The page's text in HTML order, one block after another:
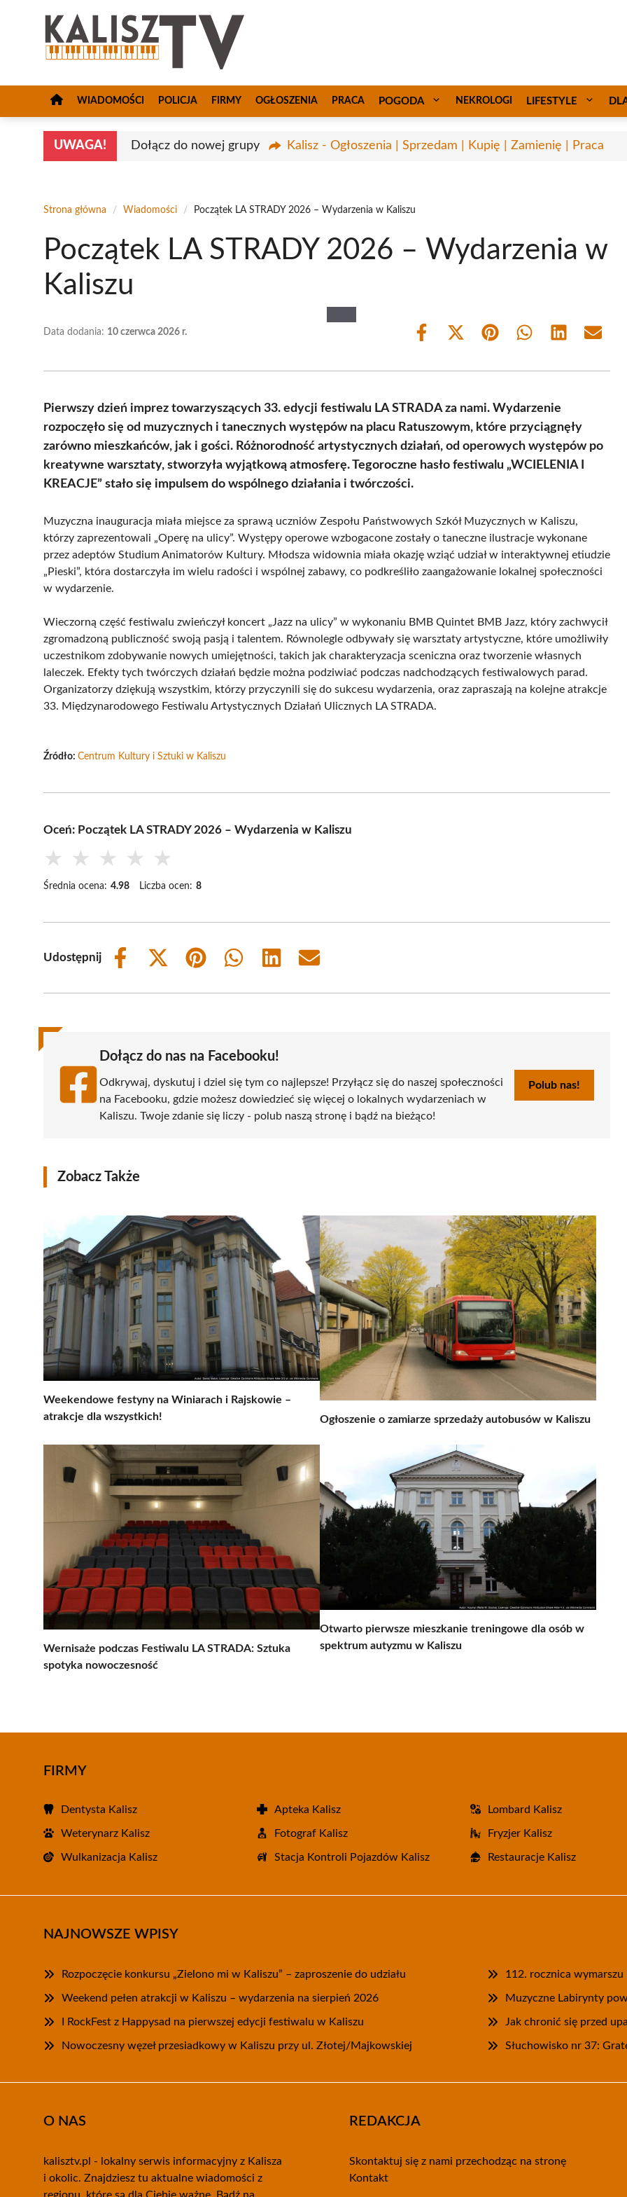
WIADOMOŚCI POLICJA FIRMY OGŁOSZENIA PRACA POGODA NEKROLOGI LIFESTYLE
UWAGA! Dołącz do nowej grupy Kalisz - Ogłoszenia | Sprzedam | Kupię | Zamienię | Praca
Strona główna / Wiadomości / Początek LA STRADY 2026 – Wydarzenia w Kaliszu
Początek LA STRADY 2026 – Wydarzenia w
Kaliszu
Data dodania: 10 czerwca 2026 r.
Share
Share
(Twitter)
Share Share Share Share
Pierwszy dzień imprez towarzyszących 33. edycji festiwalu LA STRADA za nami. Wydarzenie
rozpoczęło się od muzycznych i tanecznych występów na placu Ratuszowym, które przyciągnęły
zarówno mieszkańców, jak i gości. Różnorodność artystycznych działań, od operowych występów po
kreatywne warsztaty, stworzyła wyjątkową atmosferę. Tegoroczne hasło festiwalu „WCIELENIA I
KREACJE” stało się impulsem do wspólnego działania i twórczości.
Muzyczna inauguracja miała miejsce za sprawą uczniów Zespołu Państwowych Szkół Muzycznych w Kaliszu,
którzy zaprezentowali „Operę na ulicy”. Występy operowe wzbogacone zostały o taneczne ilustracje wykonane
przez adeptów Studium Animatorów Kultury. Młodsza widownia miała okazję wziąć udział w interaktywnej etiudzie
„Pieski”, która dostarczyła im wielu radości i wspólnej zabawy, co podkreśliło zaangażowanie lokalnej społeczności
w wydarzenie.
Wieczorną część festiwalu zwieńczył koncert „Jazz na ulicy” w wykonaniu BMB Quintet BMB Jazz, który zachwycił
zgromadzoną publiczność swoją pasją i talentem. Równolegle odbywały się warsztaty artystyczne, które umożliwiły
uczestnikom zdobywanie nowych umiejętności, takich jak charakteryzacja sceniczna oraz tworzenie własnych
laleczek. Efekty tych twórczych działań będzie można podziwiać podczas nadchodzących festiwalowych parad.
Organizatorzy dziękują wszystkim, którzy przyczynili się do sukcesu wydarzenia, oraz zapraszają na kolejne atrakcje
33. Międzynarodowego Festiwalu Artystycznych Działań Ulicznych LA STRADA.
Źródło: Centrum Kultury i Sztuki w Kaliszu
Oceń: Początek LA STRADY 2026 – Wydarzenia w Kaliszu
★ ★ ★ ★ ★
Średnia ocena: 4.98 Liczba ocen: 8
Udostępnij
Share
Share
(Twitter)
Share
Share
Share
Share
Dołącz do nas na Facebooku!
Odkrywaj, dyskutuj i dziel się tym co najlepsze! Przyłącz się do naszej społeczności
na Facebooku, gdzie możesz dowiedzieć się więcej o lokalnych wydarzeniach w
Kaliszu. Twoje zdanie się liczy - polub naszą stronę i bądź na bieżąco!
Polub nas!
Zobacz Także
Weekendowe festyny na Winiarach i Rajskowie –
atrakcje dla wszystkich!
Ogłoszenie o zamiarze sprzedaży autobusów w Kaliszu
Wernisaże podczas Festiwalu LA STRADA: Sztuka
spotyka nowoczesność
Otwarto pierwsze mieszkanie treningowe dla osób w
spektrum autyzmu w Kaliszu
FIRMY
Dentysta Kalisz Apteka Kalisz Lombard Kalisz
Weterynarz Kalisz Fotograf Kalisz Fryzjer Kalisz
Wulkanizacja Kalisz Stacja Kontroli Pojazdów Kalisz Restauracje Kalisz
NAJNOWSZE WPISY
Rozpoczęcie konkursu „Zielono mi w Kaliszu” – zaproszenie do udziału 112. rocznica
Weekend pełen atrakcji w Kaliszu – wydarzenia na sierpień 2026 Muzyczne Labirynty
I RockFest z Happysad na pierwszej edycji festiwalu w Kaliszu Jak chronić się przed
Nowoczesny węzeł przesiadkowy w Kaliszu przy ul. Złotej/Majkowskiej Słuchowisko nr 37:
O NAS
kalisztv.pl - lokalny serwis informacyjny z Kalisza
i okolic. Znajdziesz tu aktualne wiadomości z
REDAKCJA
Skontaktuj się z nami przechodząc na stronę
Kontakt